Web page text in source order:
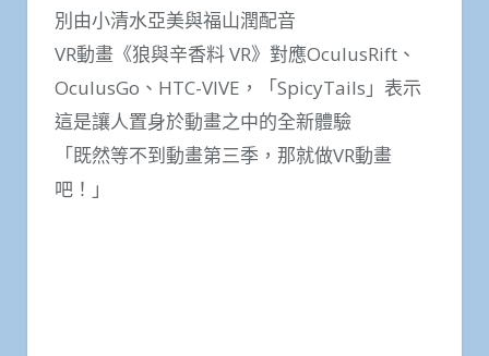
別由小清水亞美與福山潤配音
VR動畫《狼與辛香料 VR》對應OculusRift、
OculusGo、HTC-VIVE，「SpicyTails」表示
這是讓人置身於動畫之中的全新體驗
「既然等不到動畫第三季，那就做VR動畫
吧！」